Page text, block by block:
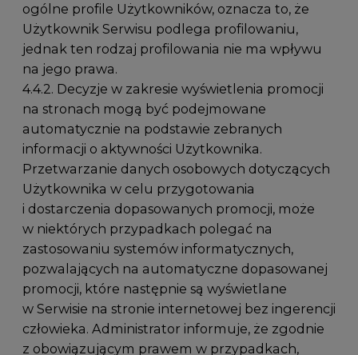
ogólne profile Użytkowników, oznacza to, że
Użytkownik Serwisu podlega profilowaniu,
jednak ten rodzaj profilowania nie ma wpływu
na jego prawa.
4.4.2. Decyzje w zakresie wyświetlenia promocji
na stronach mogą być podejmowane
automatycznie na podstawie zebranych
informacji o aktywności Użytkownika.
Przetwarzanie danych osobowych dotyczących
Użytkownika w celu przygotowania
i dostarczenia dopasowanych promocji, może
w niektórych przypadkach polegać na
zastosowaniu systemów informatycznych,
pozwalających na automatyczne dopasowanej
promocji, które następnie są wyświetlane
w Serwisie na stronie internetowej bez ingerencji
człowieka. Administrator informuje, że zgodnie
z obowiązującym prawem w przypadkach,